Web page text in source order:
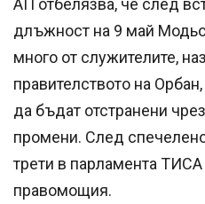
АП отбелязва, че след
длъжност на 9 май
много от служителите,
правителството на
да бъдат отстранени
промени. След
трети в парламента ТИСА
правомощия.